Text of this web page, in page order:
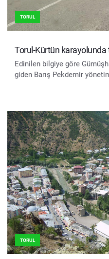
TORUL
Torul-Kürtün karayolunda
Edinilen bilgiye göre
giden Barış Pekdemir
TORUL